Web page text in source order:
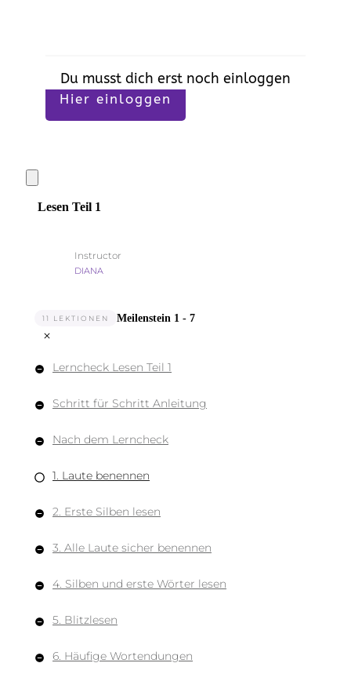
Du musst dich erst noch einloggen
Hier einloggen
Lesen Teil 1
Instructor
DIANA
11 LEKTIONEN Meilenstein 1 - 7
Lerncheck Lesen Teil 1
Schritt für Schritt Anleitung
Nach dem Lerncheck
1. Laute benennen
2. Erste Silben lesen
3. Alle Laute sicher benennen
4. Silben und erste Wörter lesen
5. Blitzlesen
6. Häufige Wortendungen